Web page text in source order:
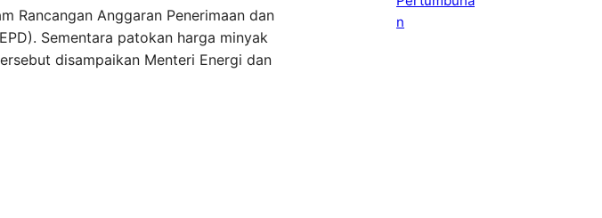
Rancangan Anggaran Penerimaan dan
Sementara patokan harga minyak
disampaikan Menteri Energi dan